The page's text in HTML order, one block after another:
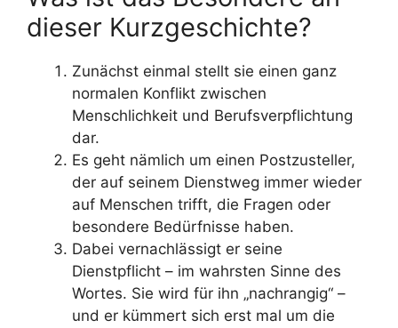
dieser Kurzgeschichte?
Zunächst einmal stellt sie einen ganz
normalen Konflikt zwischen
Menschlichkeit und Berufsverpflichtung
dar.
Es geht nämlich um einen Postzusteller,
der auf seinem Dienstweg immer wieder
auf Menschen trifft, die Fragen oder
besondere Bedürfnisse haben.
Dabei vernachlässigt er seine
Dienstpflicht – im wahrsten Sinne des
Wortes. Sie wird für ihn „nachrangig“ –
und er kümmert sich erst mal um die